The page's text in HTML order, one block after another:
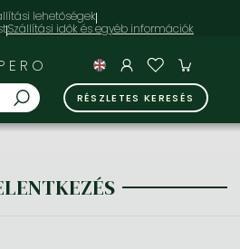
lehetőségek
RÉSZLETES KERESÉS